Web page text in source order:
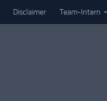
Disclaimer Team-Intern